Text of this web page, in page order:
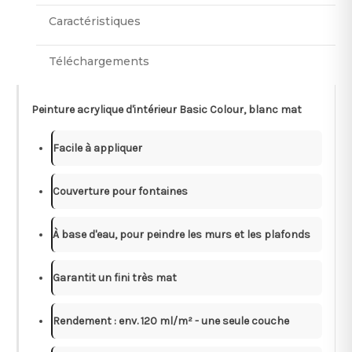
Caractéristiques
Téléchargements
Peinture acrylique d'intérieur Basic Colour, blanc mat
Facile à appliquer
Couverture pour fontaines
À base d'eau, pour peindre les murs et les plafonds
Garantit un fini très mat
Rendement : env. 120 ml/m² - une seule couche